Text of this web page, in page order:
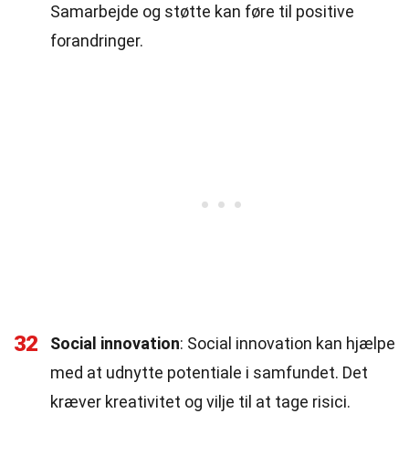
Samarbejde og støtte kan føre til positive
forandringer.
32 Social innovation: Social innovation kan hjælpe
med at udnytte potentiale i samfundet. Det
kræver kreativitet og vilje til at tage risici.